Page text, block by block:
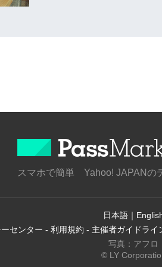
スマホで簡単 Yahoo! JAPANの
日本語 ｜
センター - 利用規約 - 主催者ガイドライ
写真：アフロ
© LY